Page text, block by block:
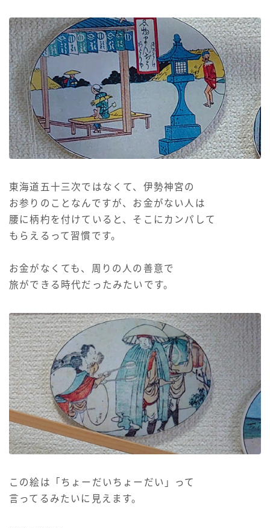
東海道五十三次ではなくて、伊勢神宮の
お参りのことなんですが、お金がない人は
腰に柄杓を付けていると、そこにカンパして
もらえるって習慣です。
お金がなくても、周りの人の善意で
旅ができる時代だったみたいです。
この絵は「ちょーだいちょーだい」って
言ってるみたいに見えます。